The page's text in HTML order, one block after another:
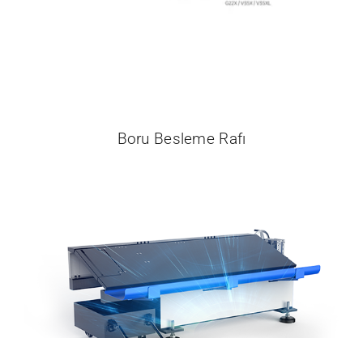
Boru Besleme Rafı